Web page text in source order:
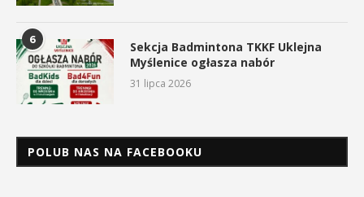
6
Sekcja Badmintona TKKF Uklejna
Myślenice ogłasza nabór
31 lipca 2026
POLUB NAS NA FACEBOOKU